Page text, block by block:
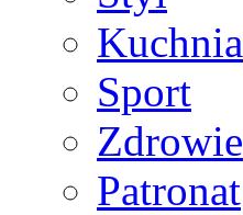
Kuchnia
Sport
Zdrowie
Patronat